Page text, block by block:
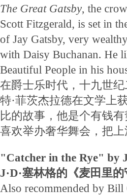
The Great Gatsby, the
Scott Fitzgerald, is set in
of Jay Gatsby, very
with Daisy Buchanan. He
Beautiful People in his
在爵士乐时代，十九世
特·菲茨杰拉德在文学上
比的故事，他是个有钱
喜欢举办奢华舞会，把
"Catcher in the Rye" by
J·D·塞林格的《麦田里的
Also recommended by